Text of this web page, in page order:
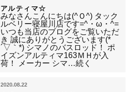
アルティマ☆
みなさんこんにちは(^Ｏ^) タック
ルベリー寝屋川店です=^・ω・^=
いつも当店のブログをご覧いただ
き 誠にありがとうございます(*
´▽｀*) シマノのバスロッド！ ポ
イズンアルティマ163ＭＨが入
荷！ メーカー シマ…続く
2020.08.22